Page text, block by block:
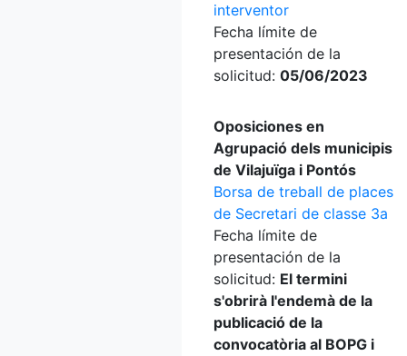
interventor
Fecha límite de
presentación de la
solicitud: 05/06/2023
Oposiciones en
Agrupació dels municipis
de Vilajuïga i Pontós
Borsa de treball de places
de Secretari de classe 3a
Fecha límite de
presentación de la
solicitud: El termini
s'obrirà l'endemà de la
publicació de la
convocatòria al BOPG i